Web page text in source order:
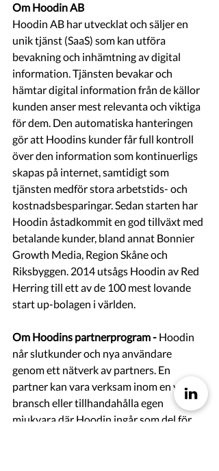
Om Hoodin AB
Hoodin AB har utvecklat och säljer en
unik tjänst (SaaS) som kan utföra
bevakning och inhämtning av digital
information. Tjänsten bevakar och
hämtar digital information från de källor
kunden anser mest relevanta och viktiga
för dem. Den automatiska hanteringen
gör att Hoodins kunder får full kontroll
över den information som kontinuerligs
skapas på internet, samtidigt som
tjänsten medför stora arbetstids- och
kostnadsbesparingar. Sedan starten har
Hoodin åstadkommit en god tillväxt med
betalande kunder, bland annat Bonnier
Growth Media, Region Skåne och
Riksbyggen. 2014 utsågs Hoodin av Red
Herring till ett av de 100 mest lovande
start up-bolagen i världen.
Om Hoodins partnerprogram - Hoodin
når slutkunder och nya användare
genom ett nätverk av partners. En
partner kan vara verksam inom en viss
bransch eller tillhandahålla egen
mjukvara där Hoodin ingår som del för